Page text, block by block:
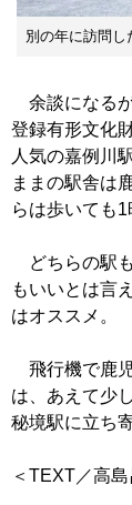
別の年に訪問し
余談になる
登録有形文化
人気の嘉例川
ままの駅舎は
らは歩いても1
どちらの駅
もいいとは言
はオススメ。
飛行機で鹿
は、あえて少
秘境駅に立ち
＜TEXT／高島